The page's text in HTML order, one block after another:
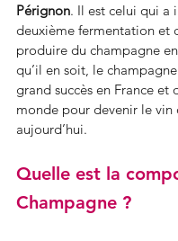
Pérignon. Il est celui qui a
deuxième fermentation et
produire du champagne
qu’il en soit, le
grand succès en France et
monde pour devenir le vin
aujourd’hui.
Quelle est la
Champagne ?